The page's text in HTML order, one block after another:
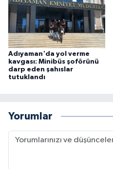
Adıyaman'da yol verme
kavgası: Minibüs şoförünü
darp eden şahıslar
tutuklandı
Yorumlar